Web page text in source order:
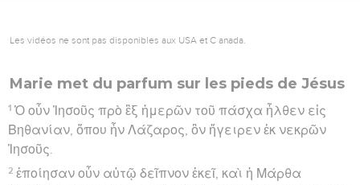
Les vidéos ne sont pas disponibles aux USA et C anada.
Marie met du parfum sur les pieds de Jésus
1 Ὁ οὖν Ἰησοῦς πρὸ ἓξ ἡμερῶν τοῦ πάσχα ἦλθεν εἰς
Βηθανίαν, ὅπου ἦν Λάζαρος, ὃν ἤγειρεν ἐκ νεκρῶν
Ἰησοῦς.
2 ἐποίησαν οὖν αὐτῷ δεῖπνον ἐκεῖ, καὶ ἡ Μάρθα